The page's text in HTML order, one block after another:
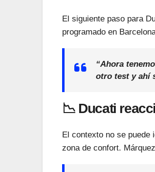
El siguiente paso para
programado en
“Ahora
otro test y ahí
📉 Ducati
El contexto no se puede
zona de confort.